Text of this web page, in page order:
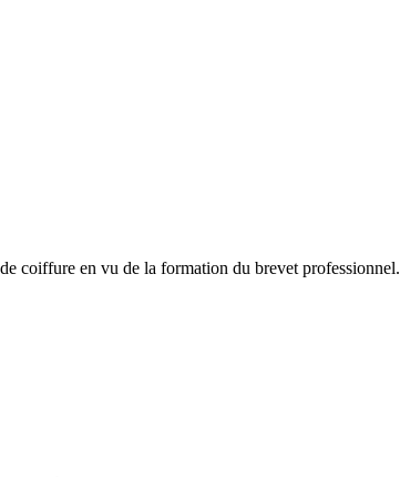
coiffure en vu de la formation du brevet professionnel.